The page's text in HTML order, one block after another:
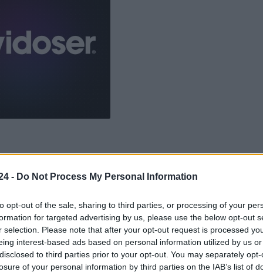
- Do Not Process My Personal Information
opt-out of the sale, sharing to third parties, or processing of your
for targeted advertising by us, please use the below opt-out
selection. Please note that after your opt-out request is processed
interest-based ads based on personal information utilized by us
to third parties prior to your opt-out. You may separately
of your personal information by third parties on the IAB’s list of
en el consumo
son realmente optimistas. Con un aumento
por encima del crecimiento esperado en
que apenas alcanzará un 0,9%. Sin embargo, es
respecto al 3,2% registrado en 2024. ¿Qué
avanzando, hay sectores que sienten la presión. A